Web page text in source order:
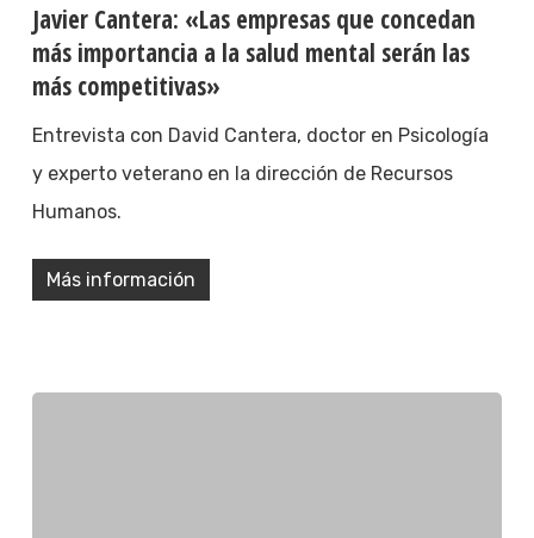
Javier Cantera: «Las empresas que concedan
más importancia a la salud mental serán las
más competitivas»
Entrevista con David Cantera, doctor en Psicología
y experto veterano en la dirección de Recursos
Humanos.
Más información